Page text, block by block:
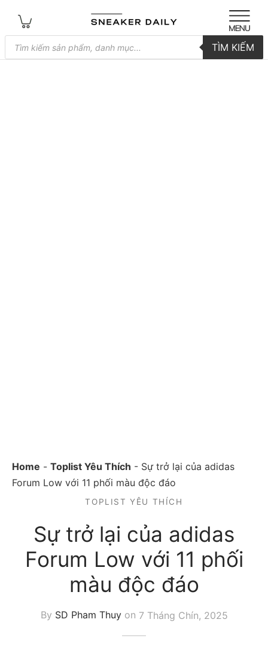
Tìm
kiếm
sản
TÌM KIẾM
Home - Toplist Yêu Thích - Sự trở lại của adidas
Forum Low với 11 phối màu độc đáo
TOPLIST YÊU THÍCH
Sự trở lại của adidas
Forum Low với 11 phối
màu độc đáo
By SD Pham Thuyon 7 Tháng Chín, 2025